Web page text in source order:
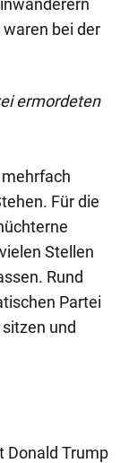
bei der
ermordeten
Für die
Stellen
Rund
Partei
und
Donald Trump